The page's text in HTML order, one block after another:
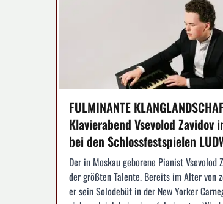
FULMINANTE
Klavierabend Vsevolod Zavidov
bei den Schlossfestspielen
Der in Moskau geborene Pianist Vsevolod
der größten Talente. Bereits im Alter von
er sein Solodebüt in der New Yorker